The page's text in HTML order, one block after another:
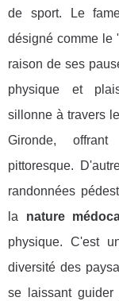
de sport. Le
désigné comme le
raison de ses
physique et
sillonne à travers
Gironde,
pittoresque.
randonnées
la nature
physique. C'est
diversité des
se laissant guider